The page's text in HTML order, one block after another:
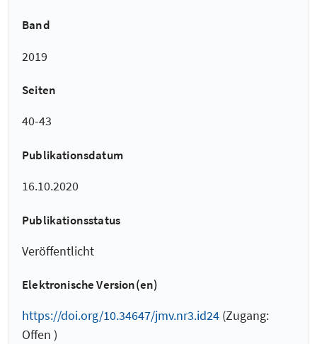
Band
2019
Seiten
40-43
Publikationsdatum
16.10.2020
Publikationsstatus
Veröffentlicht
Elektronische Version(en)
https://doi.org/10.34647/jmv.nr3.id24 (Zugang:
Offen )